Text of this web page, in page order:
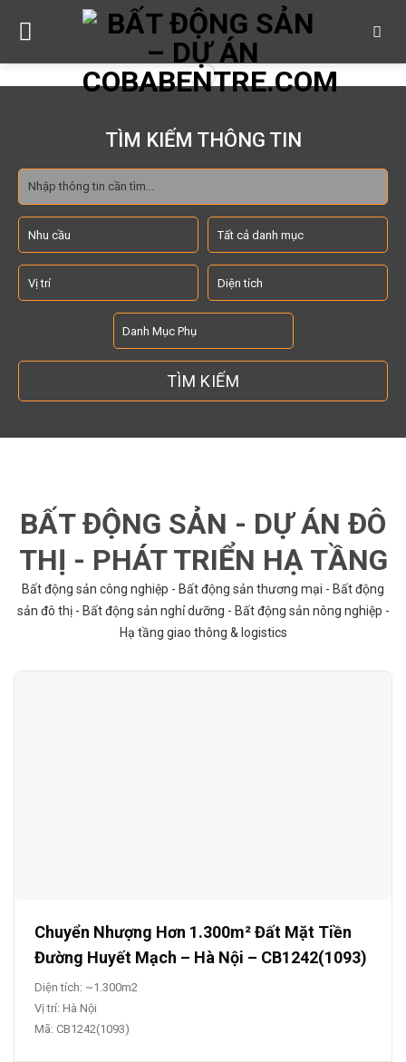
TÌM KIẾM THÔNG TIN
BẤT ĐỘNG SẢN - DỰ ÁN ĐÔ
THỊ - PHÁT TRIỂN HẠ TẦNG
Bất động sản công nghiệp - Bất động sản thương mại - Bất động
sản đô thị - Bất động sản nghỉ dưỡng - Bất động sản nông nghiệp -
Hạ tầng giao thông & logistics
Chuyển Nhượng Hơn 1.300m² Đất Mặt Tiền
Đường Huyết Mạch – Hà Nội – CB1242(1093)
Diện tích: ~1.300m2
Vị trí: Hà Nội
Mã: CB1242(1093)